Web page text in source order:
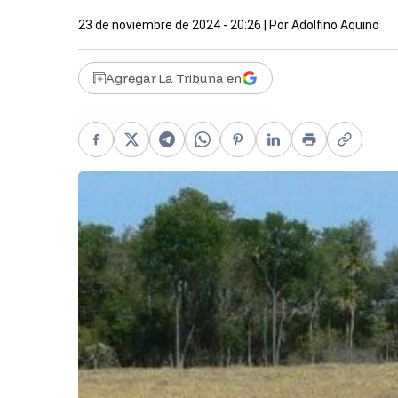
23 de noviembre de 2024 - 20:26 | PorAdolfino Aquino
Agregar La Tribuna en
Facebook
X TelegramWhatsApp
PinterestLinkedIn
PrintCopy